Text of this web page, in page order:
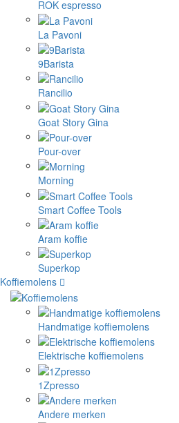
ROK espresso
La Pavoni
9Barista
Rancilio
Goat Story Gina
Pour-over
Morning
Smart Coffee Tools
Aram koffie
Superkop
Koffiemolens
Handmatige koffiemolens
Elektrische koffiemolens
1Zpresso
Andere merken